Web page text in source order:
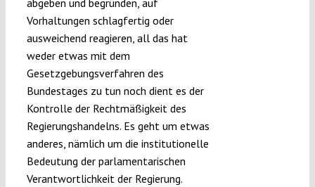
abgeben und begründen, auf
Vorhaltungen schlagfertig oder
ausweichend reagieren, all das hat
weder etwas mit dem
Gesetzgebungsverfahren des
Bundestages zu tun noch dient es der
Kontrolle der Rechtmäßigkeit des
Regierungshandelns. Es geht um etwas
anderes, nämlich um die institutionelle
Bedeutung der parlamentarischen
Verantwortlichkeit der Regierung.